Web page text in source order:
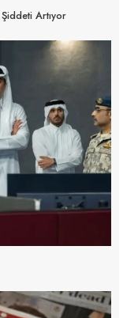
Artıyor